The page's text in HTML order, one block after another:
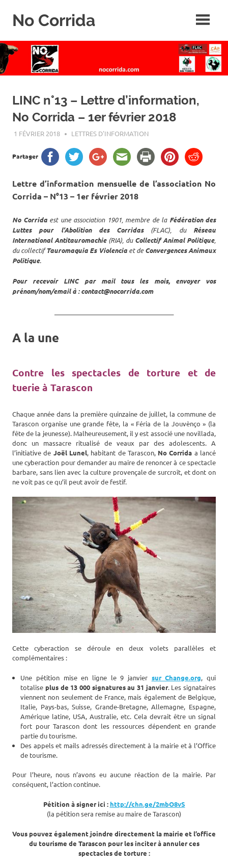
No Corrida
de
la
corrida
LINC n°13 – Lettre d’information,
No Corrida – 1er février 2018
1 FÉVRIER 2018 ROGER LAHANA
LETTRES D'INFORMATION
Partager
Lettre d’information mensuelle de l’association No
Corrida – N°13 – 1er février 2018
No Corridaest une association 1901, membre de la Fédération des
Luttes pour l’Abolition des Corridas(FLAC), du Réseau
International Antitauromachie(RIA), du Collectif Animal Politique,
du collectifTauromaquia Es Violencia et deConvergences Animaux
Politique.
Pour recevoir LINC par mail tous les mois, envoyer vos
prénom/nom/email à : contact@nocorrida.com
A la une
Contre les spectacles de torture et de
tuerie à Tarascon
Chaque année dans la première quinzaine de juillet, la commune de
Tarascon organise une grande fête, la « Féria de la Jouvènço » (la
fête de la jeunesse). Malheureusement, il y est associé une novillada,
donc un massacre ritualisé de veaux par des adolescents. A
l’initiative de Joël Lunel, habitant de Tarascon, No Corrida a lancé
une cyberaction pour demander au maire de renoncer à ce spectacle
barbare, sans lien avec la culture provençale de surcroît, et dont on
ne voit pas ce qu’il peut avoir de festif.
Cette cyberaction se déroule en deux volets parallèles et
complémentaires :
Une pétition mise en ligne le 9 janvier sur Change.org, qui
totalise plus de 13 000 signatures au 31 janvier. Les signataires
viennent non seulement de France, mais également de Belgique,
Italie, Pays-bas, Suisse, Grande-Bretagne, Allemagne, Espagne,
Amérique latine, USA, Australie, etc. Cela devrait être un signal
fort pour Tarascon dont les ressources dépendent en grande
partie du tourisme.
Des appels et mails adressés directement à la mairie et à l’Office
de tourisme.
Pour l’heure, nous n’avons eu aucune réaction de la mairie. Par
conséquent, l’action continue.
Pétition à signer ici : http://chn.ge/2mbO8vS
(la pétition sera remise au maire de Tarascon)
Vous pouvez également joindre directement la mairie et l’office
du tourisme de Tarascon pour les inciter à annuler ces
spectacles de torture :